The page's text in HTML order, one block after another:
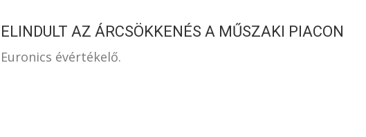
ELINDULT AZ ÁRCSÖKKENÉS A MŰSZAKI PIACON
Euronics évértékelő.